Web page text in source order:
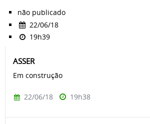
não publicado
22/06/18
19h39
ASSER
Em construção
22/06/18 19h38